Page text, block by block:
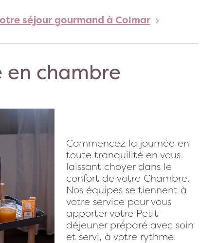
séjour gourmand à Colmar
en chambre
Commencez la journée en
toute tranquilité en vous
laissant choyer dans le
confort de votre Chambre.
Nos équipes se tiennent à
votre service pour vous
apporter votre Petit-
déjeuner préparé avec soin
et servi, à votre rythme.